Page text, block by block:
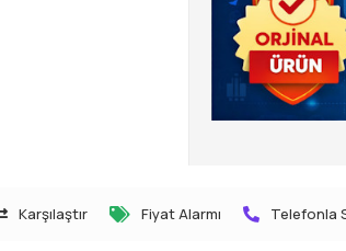
Karşılaştır Fiyat Alarmı Telefonla